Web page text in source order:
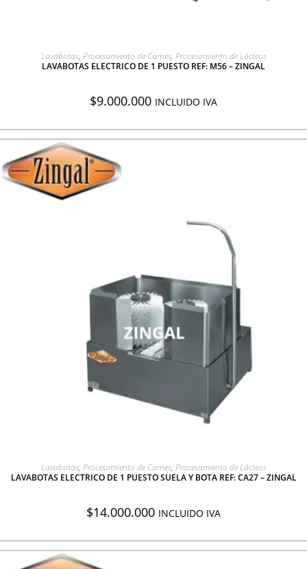
AGREGAR A COTIZACIÓN
Lavabotas, Procesamiento de Carnes, Procesamiento de Lácteos
LAVABOTAS ELECTRICO DE 1 PUESTO REF: M56 – ZINGAL
$9.000.000 INCLUIDO IVA
AGREGAR A COTIZACIÓN
Lavabotas, Procesamiento de Carnes, Procesamiento de Lácteos
LAVABOTAS ELECTRICO DE 1 PUESTO SUELA Y BOTA REF: CA27 – ZINGAL
$14.000.000 INCLUIDO IVA